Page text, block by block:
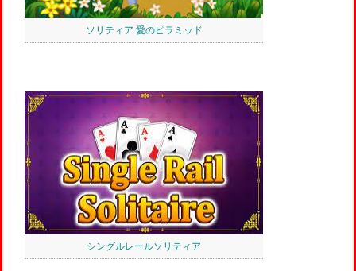
ソリティア 愛のピラミッド
シングルレールソリティア